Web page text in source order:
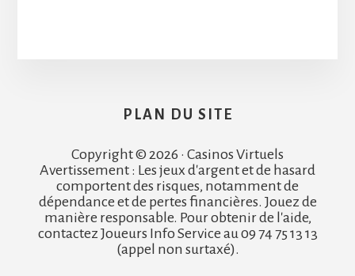
PLAN DU SITE
Copyright © 2026 · Casinos Virtuels
Avertissement : Les jeux d'argent et de hasard
comportent des risques, notamment de
dépendance et de pertes financières. Jouez de
manière responsable. Pour obtenir de l'aide,
contactez Joueurs Info Service au 09 74 75 13 13
(appel non surtaxé).